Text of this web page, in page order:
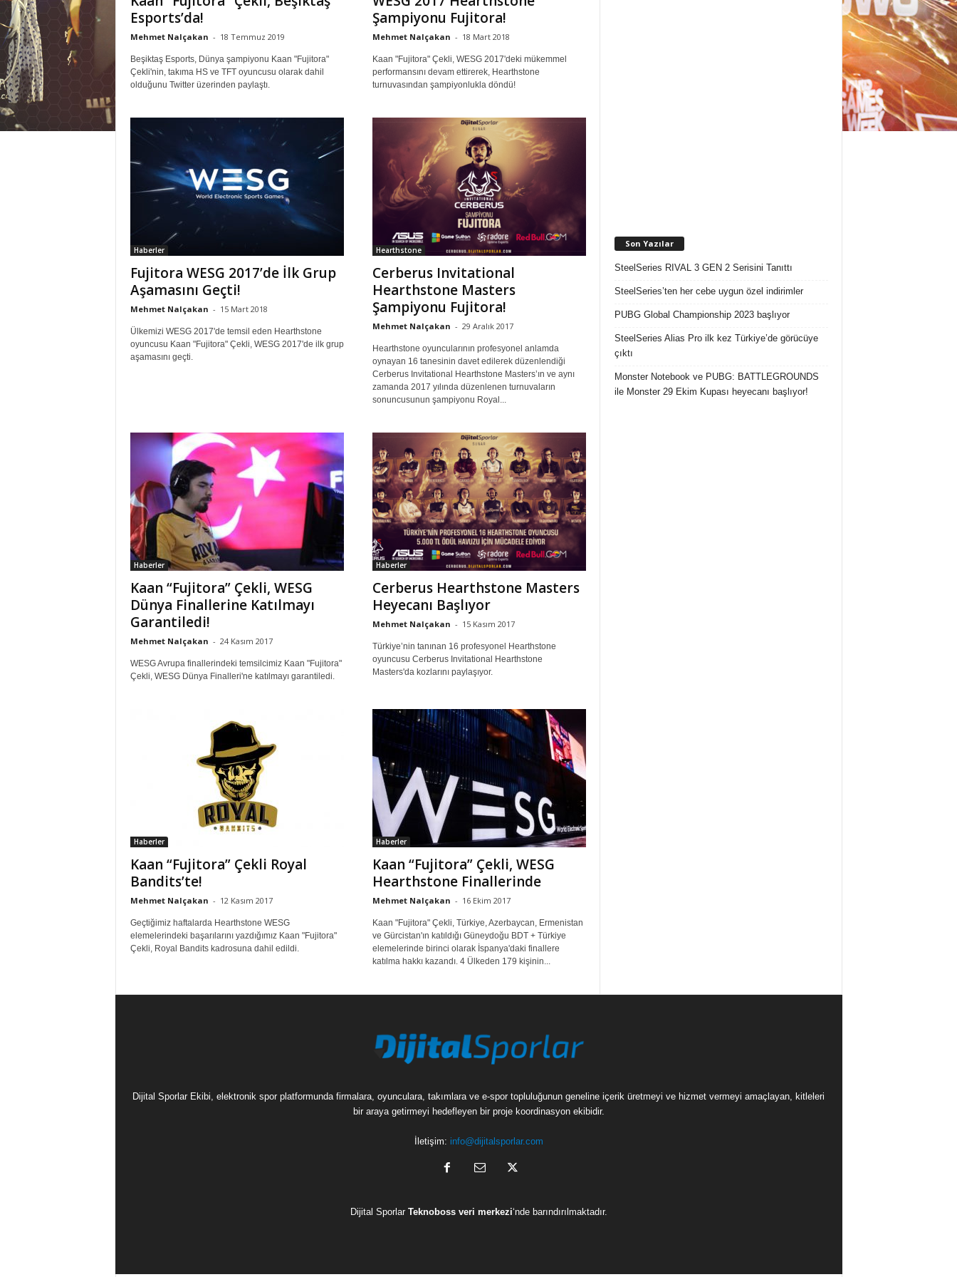
Esports’da!
Mehmet Nalçakan - 18 Temmuz 2019
Beşiktaş Esports, Dünya şampiyonu Kaan "Fujitora"
Çekli'nin, takıma HS ve TFT oyuncusu olarak dahil
olduğunu Twitter üzerinden paylaştı.
Şampiyonu Fujitora!
Mehmet Nalçakan - 18 Mart 2018
Kaan "Fujitora" Çekli, WESG 2017'deki mükemmel
performansını devam ettirerek, Hearthstone
turnuvasından şampiyonlukla döndü!
Haberler
Fujitora WESG 2017’de İlk Grup
Aşamasını Geçti!
Mehmet Nalçakan - 15 Mart 2018
Ülkemizi WESG 2017'de temsil eden Hearthstone
oyuncusu Kaan "Fujitora" Çekli, WESG 2017'de ilk grup
aşamasını geçti.
Hearthstone
Cerberus Invitational
Hearthstone Masters
Şampiyonu Fujitora!
Mehmet Nalçakan - 29 Aralık 2017
Hearthstone oyuncularının profesyonel anlamda
oynayan 16 tanesinin davet edilerek düzenlendiği
Cerberus Invitational Hearthstone Masters’ın ve aynı
zamanda 2017 yılında düzenlenen turnuvaların
sonuncusunun şampiyonu Royal...
Haberler
Kaan “Fujitora” Çekli, WESG
Dünya Finallerine Katılmayı
Garantiledi!
Mehmet Nalçakan - 24 Kasım 2017
WESG Avrupa finallerindeki temsilcimiz Kaan "Fujitora"
Çekli, WESG Dünya Finalleri'ne katılmayı garantiledi.
Haberler
Cerberus Hearthstone Masters
Heyecanı Başlıyor
Mehmet Nalçakan - 15 Kasım 2017
Türkiye’nin tanınan 16 profesyonel Hearthstone
oyuncusu Cerberus Invitational Hearthstone
Masters'da kozlarını paylaşıyor.
Haberler
Kaan “Fujitora” Çekli Royal
Bandits’te!
Mehmet Nalçakan - 12 Kasım 2017
Geçtiğimiz haftalarda Hearthstone WESG
elemelerindeki başarılarını yazdığımız Kaan "Fujitora"
Çekli, Royal Bandits kadrosuna dahil edildi.
Haberler
Kaan “Fujitora” Çekli, WESG
Hearthstone Finallerinde
Mehmet Nalçakan - 16 Ekim 2017
Kaan "Fujitora" Çekli, Türkiye, Azerbaycan, Ermenistan
ve Gürcistan'ın katıldığı Güneydoğu BDT + Türkiye
elemelerinde birinci olarak İspanya'daki finallere
katılma hakkı kazandı. 4 Ülkeden 179 kişinin...
Son Yazılar
SteelSeries RIVAL 3 GEN 2 Serisini Tanıttı
SteelSeries’ten her cebe uygun özel indirimler
PUBG Global Championship 2023 başlıyor
SteelSeries Alias Pro ilk kez Türkiye’de görücüye
çıktı
Monster Notebook ve PUBG: BATTLEGROUNDS
ile Monster 29 Ekim Kupası heyecanı başlıyor!
Dijital Sporlar Ekibi, elektronik spor platformunda firmalara, oyunculara, takımlara ve e-spor topluluğunun geneline içerik üretmeyi ve hizmet vermeyi amaçlayan, kitleleri
bir araya getirmeyi hedefleyen bir proje koordinasyon ekibidir.
İletişim: info@dijitalsporlar.com
Dijital Sporlar Teknoboss veri merkezi‘nde barındırılmaktadır.